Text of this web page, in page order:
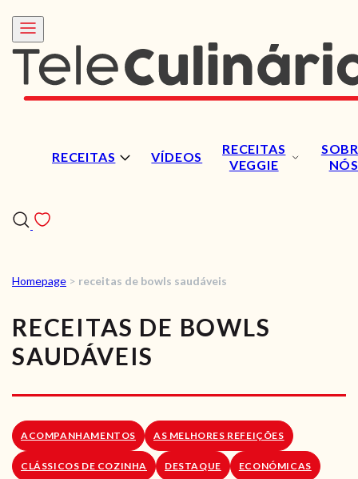
RECEITAS VÍDEOS
RECEITAS
VEGGIE
NÓS
RECEITAS
VÍDEOS
RECEITAS VEGGIE
LOJA ONLINE
Homepage > receitas de bowls saudáveis
RECEITAS DE BOWLS
SAUDÁVEIS
ACOMPANHAMENTOS AS MELHORES REFEIÇÕES
CLÁSSICOS DE COZINHA DESTAQUE ECONÓMICAS